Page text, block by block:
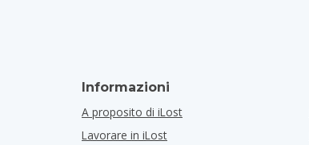
Informazioni
A proposito di iLost
Lavorare in iLost